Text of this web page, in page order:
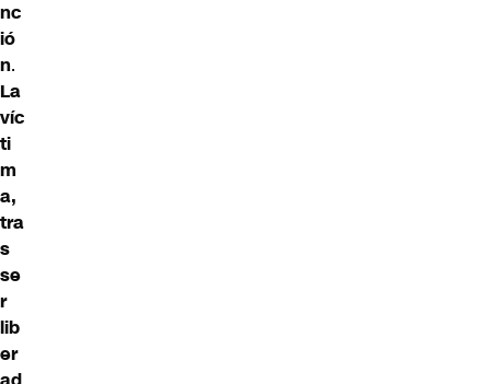
nc
ió
n.
La
víc
ti
m
a,
tra
s
se
r
lib
er